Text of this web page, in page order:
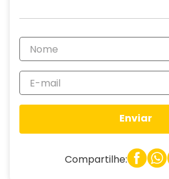
Enviar
Compartilhe: